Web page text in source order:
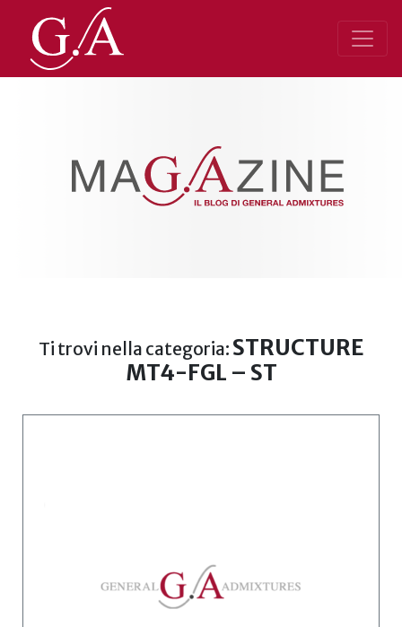
Ti trovi nella categoria: STRUCTURE
MT4-FGL – ST